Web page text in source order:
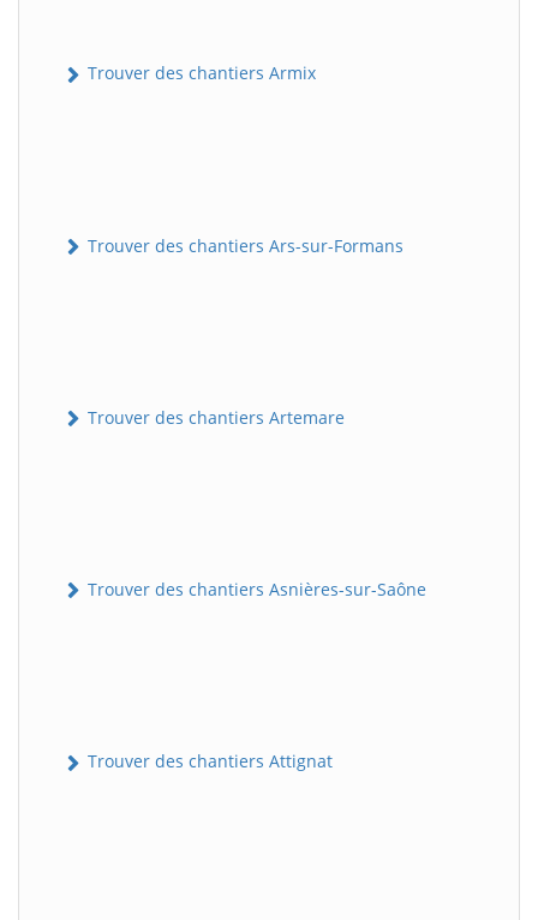
Trouver des chantiers Armix
Trouver des chantiers Ars-sur-Formans
Trouver des chantiers Artemare
Trouver des chantiers Asnières-sur-Saône
Trouver des chantiers Attignat